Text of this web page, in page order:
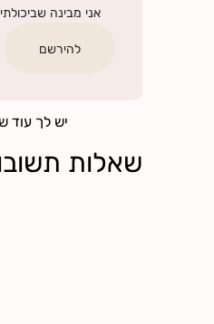
אני מבינה
להירשם
יש לך עוד
שאלות